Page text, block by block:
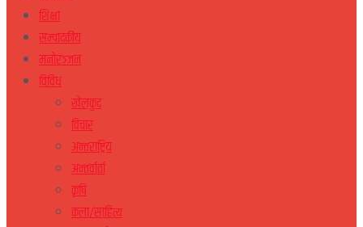
शिक्षा
सम्पादकीय
मनोरञ्जन
विविध
खेलकुद
विचार
अन्तराष्ट्रिय
अन्तर्वार्ता
कृषि
कला/साहित्य